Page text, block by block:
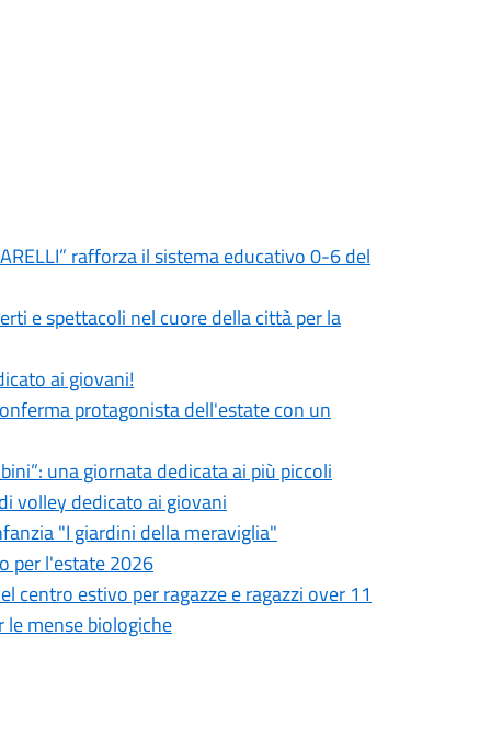
rafforza il sistema educativo 0-6 del
e spettacoli nel cuore della città per la
ai giovani!
protagonista dell'estate con un
una giornata dedicata ai più piccoli
volley dedicato ai giovani
"I giardini della meraviglia"
per l'estate 2026
centro estivo per ragazze e ragazzi over 11
mense biologiche